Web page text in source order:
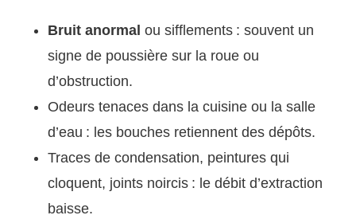
Bruit anormal ou sifflements : souvent un
signe de poussière sur la roue ou
d’obstruction.
Odeurs tenaces dans la cuisine ou la salle
d’eau : les bouches retiennent des dépôts.
Traces de condensation, peintures qui
cloquent, joints noircis : le débit d’extraction
baisse.